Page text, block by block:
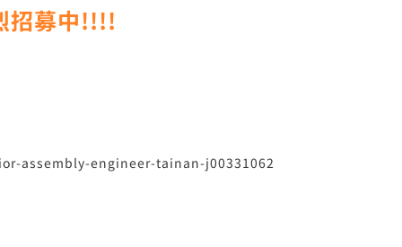
招募中!!!!
assembly-engineer-tainan-j00331062